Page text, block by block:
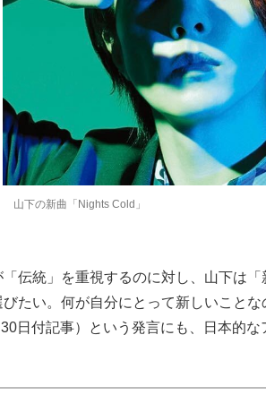
山下の新曲「Nights Cold」
伝統」を重視するのに対し、山下は
たい。何が自分にとって新しいこと
日付記事）という発言にも、日本的